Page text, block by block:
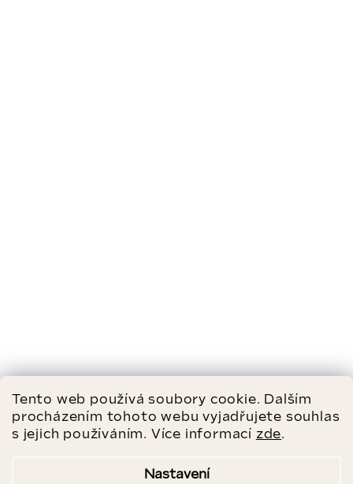
Tento web používá soubory cookie. Dalším
procházením tohoto webu vyjadřujete souhlas
s jejich používáním. Více informací zde.
Nastavení